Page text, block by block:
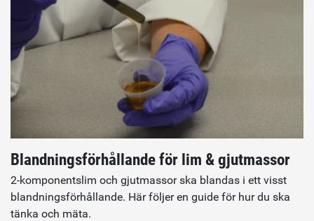
Blandningsförhållande för lim & gjutmassor
2-komponentslim och gjutmassor ska blandas i ett visst
blandningsförhållande. Här följer en guide för hur du ska
tänka och mäta.